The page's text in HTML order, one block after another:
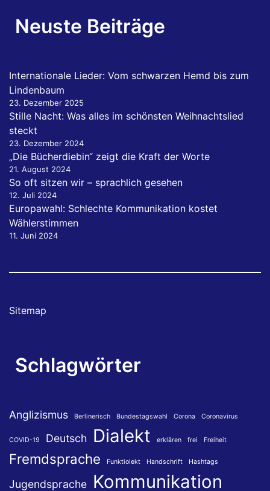
Neuste Beiträge
Internationale Lieder: Vom schwarzen Hemd bis zum
Lindenbaum
23. Dezember 2025
Stille Nacht: Was alles im schönsten Weihnachtslied
steckt
23. Dezember 2024
„Die Bücherdiebin“ zeigt die Kraft der Worte
21. August 2024
So oft sitzen wir – sprachlich gesehen
12. Juli 2024
Europawahl: Schlechte Kommunikation kostet
Wählerstimmen
11. Juni 2024
Sitemap
Schlagwörter
Anglizismus Berlinerisch Bundestagswahl Corona Coronavirus
COVID-19 Deutsch Dialekt erklären frei Freiheit
Fremdsprache Funktiolekt Handschrift Hashtags
Jugendsprache Kommunikation